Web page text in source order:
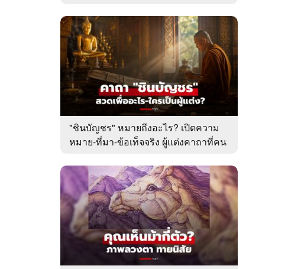
"ชินบัญชร" หมายถึงอะไร? เปิดความ
หมาย-ที่มา-ข้อเท็จจริง ผู้แต่งคาถาที่คน